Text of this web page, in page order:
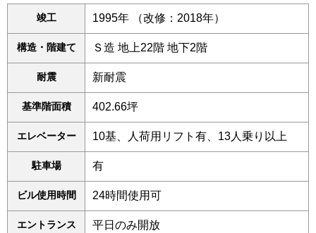
竣工 1995年 （改修：2018年）
構造・階建て Ｓ造 地上22階 地下2階
耐震 新耐震
基準階面積 402.66坪
エレベーター 10基、人荷用リフト有、13人乗り以上
駐車場 有
ビル使用時間 24時間使用可
エントランス 平日のみ開放